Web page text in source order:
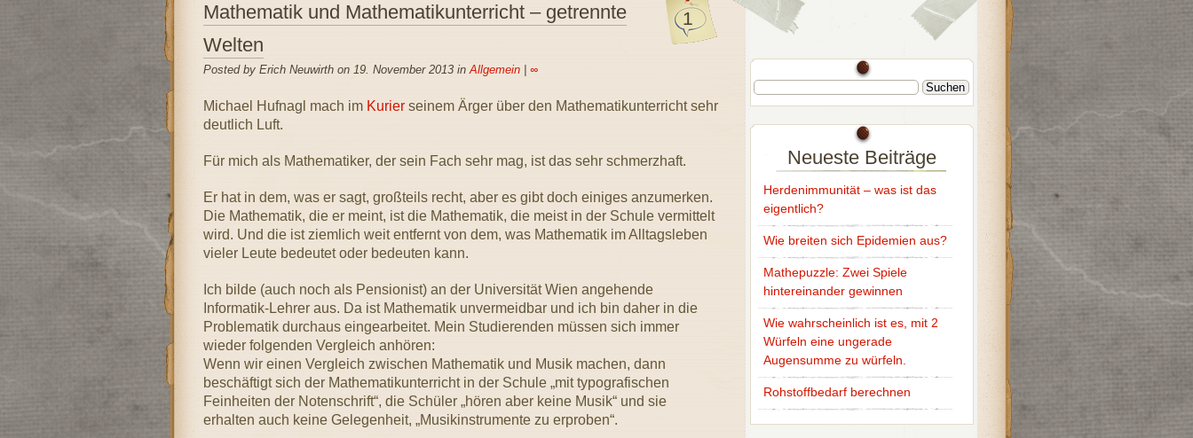
1
Mathematik und Mathematikunterricht – getrennte
Welten
Posted by Erich Neuwirth on 19. November 2013 inAllgemein| ∞
Michael Hufnagl mach im Kurierseinem Ärger über den Mathematikunterricht sehr
deutlich Luft.
Für mich als Mathematiker, der sein Fach sehr mag, ist das sehr schmerzhaft.
Er hat in dem, was er sagt, großteils recht, aber es gibt doch einiges anzumerken.
Die Mathematik, die er meint, ist die Mathematik, die meist in der Schule vermittelt
wird. Und die ist ziemlich weit entfernt von dem, was Mathematik im Alltagsleben
vieler Leute bedeutet oder bedeuten kann.
Ich bilde (auch noch als Pensionist) an der Universität Wien angehende
Informatik-Lehrer aus. Da ist Mathematik unvermeidbar und ich bin daher in die
Problematik durchaus eingearbeitet. Mein Studierenden müssen sich immer
wieder folgenden Vergleich anhören:
Wenn wir einen Vergleich zwischen Mathematik und Musik machen, dann
beschäftigt sich der Mathematikunterricht in der Schule „mit typografischen
Feinheiten der Notenschrift“, die Schüler „hören aber keine Musik“ und sie
erhalten auch keine Gelegenheit, „Musikinstrumente zu erproben“.
Neueste Beiträge
Herdenimmunität – was ist das
eigentlich?
Wie breiten sich Epidemien aus?
Mathepuzzle: Zwei Spiele
hintereinander gewinnen
Wie wahrscheinlich ist es, mit 2
Würfeln eine ungerade
Augensumme zu würfeln.
Rohstoffbedarf berechnen